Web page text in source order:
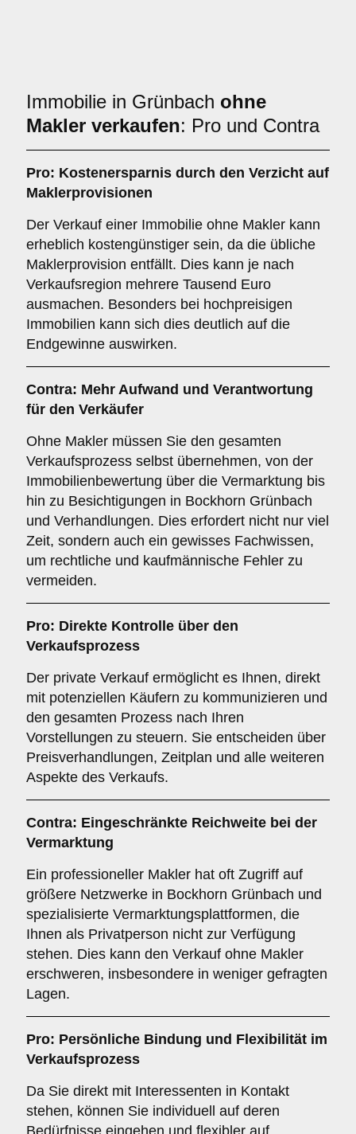
Immobilie in Grünbach ohne
Makler verkaufen: Pro und Contra
Pro: Kostenersparnis durch den Verzicht auf
Maklerprovisionen
Der Verkauf einer Immobilie ohne Makler kann
erheblich kostengünstiger sein, da die übliche
Maklerprovision entfällt. Dies kann je nach
Verkaufsregion mehrere Tausend Euro
ausmachen. Besonders bei hochpreisigen
Immobilien kann sich dies deutlich auf die
Endgewinne auswirken.
Contra: Mehr Aufwand und Verantwortung
für den Verkäufer
Ohne Makler müssen Sie den gesamten
Verkaufsprozess selbst übernehmen, von der
Immobilienbewertung über die Vermarktung bis
hin zu Besichtigungen in Bockhorn Grünbach
und Verhandlungen. Dies erfordert nicht nur viel
Zeit, sondern auch ein gewisses Fachwissen,
um rechtliche und kaufmännische Fehler zu
vermeiden.
Pro: Direkte Kontrolle über den
Verkaufsprozess
Der private Verkauf ermöglicht es Ihnen, direkt
mit potenziellen Käufern zu kommunizieren und
den gesamten Prozess nach Ihren
Vorstellungen zu steuern. Sie entscheiden über
Preisverhandlungen, Zeitplan und alle weiteren
Aspekte des Verkaufs.
Contra: Eingeschränkte Reichweite bei der
Vermarktung
Ein professioneller Makler hat oft Zugriff auf
größere Netzwerke in Bockhorn Grünbach und
spezialisierte Vermarktungsplattformen, die
Ihnen als Privatperson nicht zur Verfügung
stehen. Dies kann den Verkauf ohne Makler
erschweren, insbesondere in weniger gefragten
Lagen.
Pro: Persönliche Bindung und Flexibilität im
Verkaufsprozess
Da Sie direkt mit Interessenten in Kontakt
stehen, können Sie individuell auf deren
Bedürfnisse eingehen und flexibler auf